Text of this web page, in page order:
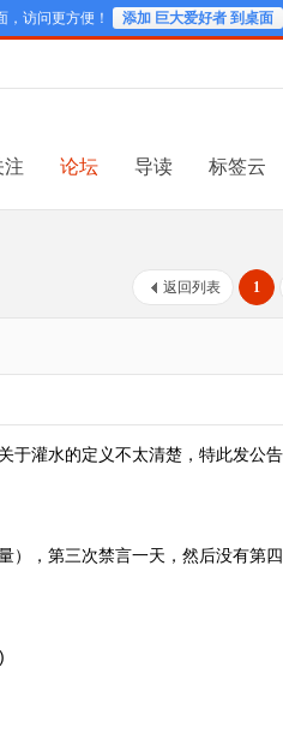
，访问更方便！ 添加 巨大爱好者 到桌面
注 论坛 导读 标签云
1
返回列表
于灌水的定义不太清楚，特此发公
），第三次禁言一天，然后没有第